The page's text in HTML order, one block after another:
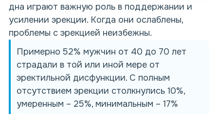
дна играют важную роль в поддержании и
усилении эрекции. Когда они ослаблены,
проблемы с эрекцией неизбежны.
Примерно 52% мужчин от 40 до 70 лет
страдали в той или иной мере от
эректильной дисфункции. С полным
отсутствием эрекции столкнулись 10%,
умеренным – 25%, минимальным – 17%